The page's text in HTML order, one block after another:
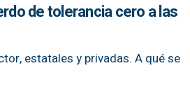
de tolerancia cero a las
estatales y privadas. A qué se